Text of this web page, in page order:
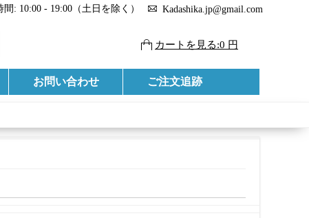
間: 10:00 - 19:00（土日を除く） Kadashika.jp@gmail.com
カートを見る:0 円
お問い合わせ ご注文追跡